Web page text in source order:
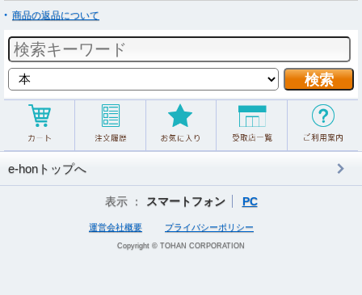
商品の返品について
e-honトップへ
表示 ： スマートフォン PC
運営会社概要 プライバシーポリシー
Copyright © TOHAN CORPORATION